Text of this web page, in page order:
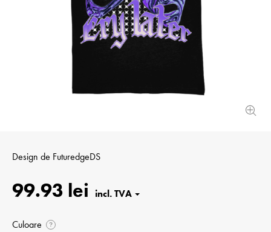
Design de FuturedgeDS
99.93 lei
Culoare ?